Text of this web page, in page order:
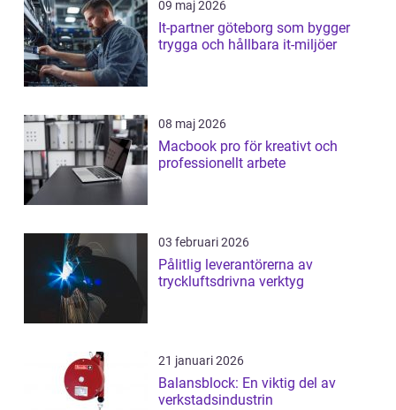
09 maj 2026
It-partner göteborg som bygger
trygga och hållbara it-miljöer
08 maj 2026
Macbook pro för kreativt och
professionellt arbete
03 februari 2026
Pålitlig leverantörerna av
tryckluftsdrivna verktyg
21 januari 2026
Balansblock: En viktig del av
verkstadsindustrin